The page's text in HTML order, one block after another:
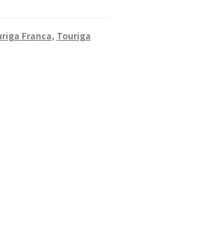
Franca, Touriga